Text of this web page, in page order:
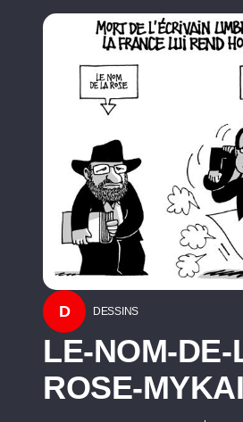
D DESSINS
LE-NOM-DE-
ROSE-